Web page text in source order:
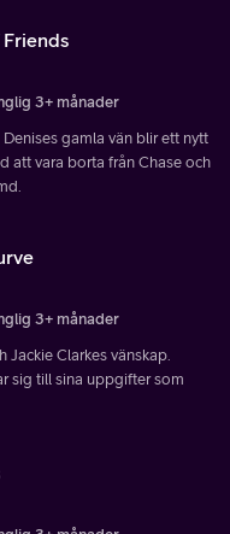
3+ månader
gamla vän blir ett nytt
att vara borta från Chase och
3+ månader
Clarkes vänskap.
sig till sina uppgifter som